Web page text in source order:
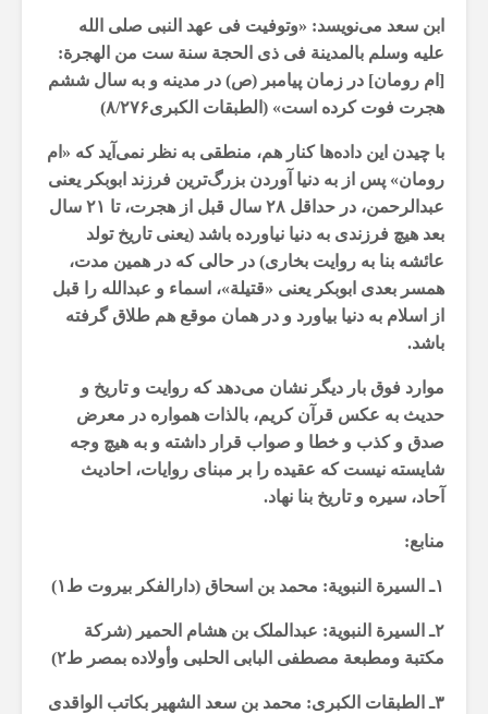
ابن سعد می‌نویسد: «وتوفیت فی عهد النبی صلى الله
علیه وسلم بالمدینة فی ذی الحجة سنة ست من الهجرة:
[ام رومان] در زمان پیامبر (ص) در مدینه و به سال ششم
هجرت فوت کرده است» (الطبقات الکبری۸/۲۷۶)
با چیدن این داده‌ها کنار هم، منطقی به نظر نمی‌آید که «ام
رومان» پس از به دنیا آوردن بزرگ‌ترین فرزند ابوبکر یعنی
عبدالرحمن، در حداقل ۲۸ سال قبل از هجرت، تا ۲۱ سال
بعد هیچ فرزندی به دنیا نیاورده باشد (یعنی تاریخ تولد
عائشه‌ بنا به روایت بخاری) در حالی که در همین مدت،
همسر بعدی ابوبکر یعنی «قتیلة»، اسماء و عبدالله را قبل
از اسلام به دنیا بیاورد و در‌‌ همان موقع هم طلاق گرفته
باشد.
موارد فوق بار دیگر نشان می‌دهد که روایت و تاریخ و
حدیث به عکس قرآن کریم، بالذات همواره در معرض
صدق و کذب و خطا و صواب قرار داشته و به هیچ وجه
شایسته نیست که عقیده را بر مبنای روایات، احادیث
آحاد، سیره و تاریخ بنا نهاد.
منابع:
۱ـ السیرة النبویة: محمد بن اسحاق (دارالفکر بیروت ط۱)
۲ـ السیرة النبویة: عبدالملک بن هشام الحمیر (شرکة
مکتبة ومطبعة مصطفى البابی الحلبی وأولاده بمصر ط۲)
۳ـ الطبقات الکبری: محمد بن سعد الشهیر بکاتب الواقدی